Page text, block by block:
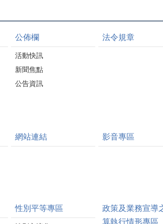
公佈欄
活動快訊
新聞焦點
公告資訊
法令規章
網站連結 影音專區
性別平等專區
政策及業務宣導
算執行情形專區